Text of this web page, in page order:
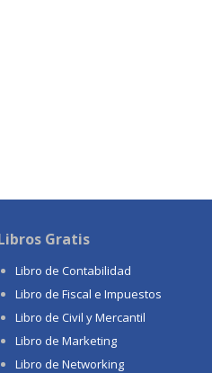
Gratis
Libro de Contabilidad
Libro de Fiscal e Impuestos
Libro de Civil y Mercantil
Libro de Marketing
Libro de Networking